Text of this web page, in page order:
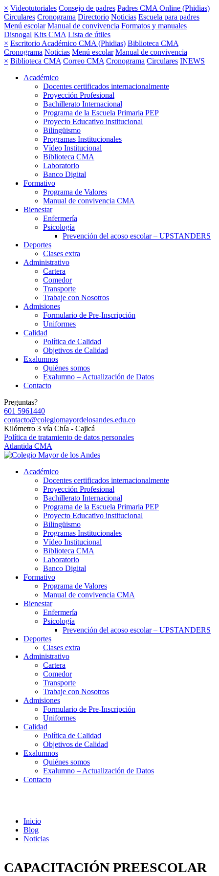
× Videotutoriales Consejo de padres Padres CMA Online (Phidias)
Circulares Cronograma Directorio Noticias Escuela para padres
Menú escolar Manual de convivencia Formatos y manuales
Disnogal Kits CMA Lista de útiles
× Escritorio Académico CMA (Phidias) Biblioteca CMA
Cronograma Noticias Menú escolar Manual de convivencia
× Biblioteca CMA Correo CMA Cronograma Circulares INEWS
Académico
Docentes certificados internacionalmente
Proyección Profesional
Bachillerato Internacional
Programa de la Escuela Primaria PEP
Proyecto Educativo institucional
Bilingüismo
Programas Institucionales
Vídeo Institucional
Biblioteca CMA
Laboratorio
Banco Digital
Formativo
Programa de Valores
Manual de convivencia CMA
Bienestar
Enfermería
Psicología
Prevención del acoso escolar – UPSTANDERS
Deportes
Clases extra
Administrativo
Cartera
Comedor
Transporte
Trabaje con Nosotros
Admisiones
Formulario de Pre-Inscripción
Uniformes
Calidad
Política de Calidad
Objetivos de Calidad
Exalumnos
Quiénes somos
Exalumno – Actualización de Datos
Contacto
Preguntas?
601 5961440
contacto@colegiomayordelosandes.edu.co
Kilómetro 3 vía Chía - Cajicá
Política de tratamiento de datos personales
Atlantida CMA
Académico
Docentes certificados internacionalmente
Proyección Profesional
Bachillerato Internacional
Programa de la Escuela Primaria PEP
Proyecto Educativo institucional
Bilingüismo
Programas Institucionales
Vídeo Institucional
Biblioteca CMA
Laboratorio
Banco Digital
Formativo
Programa de Valores
Manual de convivencia CMA
Bienestar
Enfermería
Psicología
Prevención del acoso escolar – UPSTANDERS
Deportes
Clases extra
Administrativo
Cartera
Comedor
Transporte
Trabaje con Nosotros
Admisiones
Formulario de Pre-Inscripción
Uniformes
Calidad
Política de Calidad
Objetivos de Calidad
Exalumnos
Quiénes somos
Exalumno – Actualización de Datos
Contacto
Inicio
Blog
Noticias
CAPACITACIÓN PREESCOLAR